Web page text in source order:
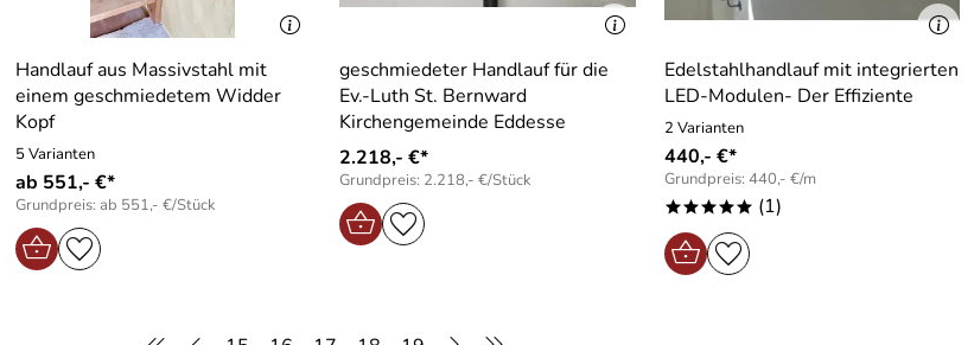
Handlauf aus Massivstahl mit
einem geschmiedetem Widder
Kopf
5 Varianten
ab 551,- €*
Grundpreis: ab 551,- €/Stück
geschmiedeter Handlauf für die
Ev.-Luth St. Bernward
Kirchengemeinde Eddesse
2.218,- €*
Grundpreis: 2.218,- €/Stück
Edelstahlhandlauf mit integrierten
LED-Modulen- Der Effiziente
2 Varianten
440,- €*
Grundpreis: 440,- €/m
***** (1)